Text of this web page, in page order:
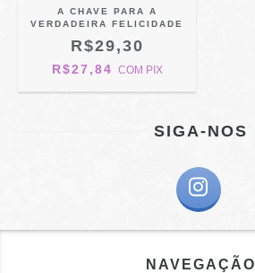
A CHAVE PARA A
VERDADEIRA FELICIDADE
R$29,30
R$27,84 COM PIX
SIGA-NOS
NAVEGAÇÃO